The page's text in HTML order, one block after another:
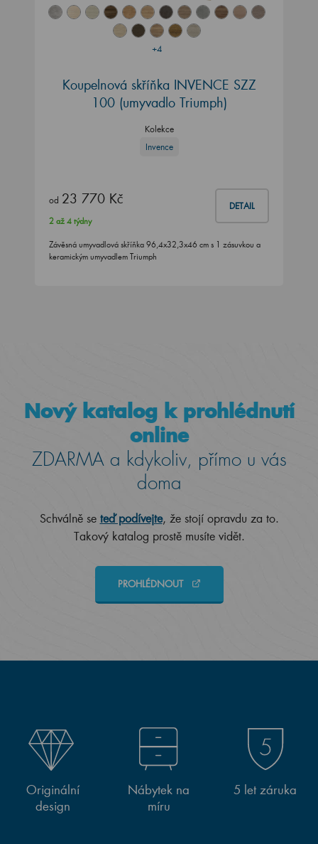
+4
Koupelnová skříňka INVENCE SZZ
100 (umyvadlo Triumph)
Kolekce
Invence
od 23 770 Kč DETAIL
2 až 4 týdny
Závěsná umyvadlová skříňka 96,4x32,3x46 cm s 1 zásuvkou a
keramickým umyvadlem Triumph
Nový katalog k prohlédnutí
online
ZDARMA a kdykoliv, přímo u vás
doma
Schválně se teď podívejte, že stojí opravdu za to.
Takový katalog prostě musíte vidět.
PROHLÉDNOUT
Originální
design
Nábytek na
míru
5 let záruka